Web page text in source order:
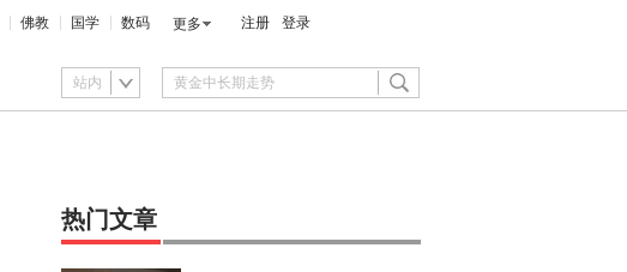
佛教 国学 数码 更多 注册 登录
站内
热门文章